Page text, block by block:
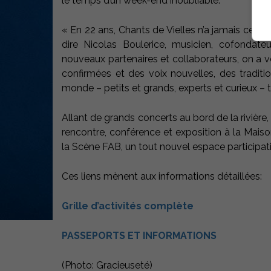
« En 22 ans, Chants de Vielles n’a jamais
dire Nicolas Boulerice, musicien,
nouveaux partenaires et collaborateurs, on a
confirmées et des voix nouvelles, des
monde – petits et grands, experts et curieux –
Allant de grands concerts au bord de la
rencontre, conférence et exposition à la
la Scène FAB, un tout nouvel espace
Ces liens mènent aux informations détaillées:
Grille d’activités complète
PASSEPORTS ET INFORMATIONS
(Photo: Gracieuseté)